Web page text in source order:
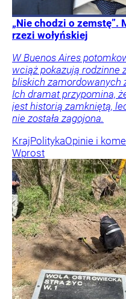
„Nie chodzi o zemstę”.
rzezi wołyńskiej
W Buenos Aires
wciąż pokazują rodzinne
bliskich zamordowanych
Ich dramat przypomina,
jest historią zamkniętą,
nie została zagojona.
KrajPolitykaOpinie i
Wprost